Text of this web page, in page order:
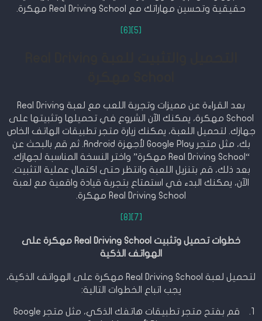
حقيقية وتحسين مهاراتك مع Real Driving School مهكرة.
[5]
[6]
بعد القراءة عن مميزات وتجربة اللعب مع لعبة Real Driving
School مهكرة، يمكنك الآن الشروع في تحميلها وتثبيتها على
جهازك. لتحميل اللعبة، يمكنك زيارة متجر تطبيقات الهاتف الخاص
بك، مثل متجر Google Play لأجهزة Android. ثم قم بالبحث عن
“Real Driving School مهكرة” واختر النسخة المناسبة لجهازك.
بعد ذلك، قم بتنزيل اللعبة وانتظر حتى اكتمال عملية التثبيت.
الآن، يمكنك البدء في استمتاع بتجربة قيادة واقعية مع لعبة
Real Driving School مهكرة.
[7]
[8]
خطوات تحميل وتثبيت Real Driving School مهكرة على
الهواتف الذكية
لتحميل لعبة Real Driving School مهكرة على الهواتف الذكية،
يجب اتباع الخطوات التالية:
قم بفتح متجر تطبيقات هاتفك الذكي، مثل متجر Google